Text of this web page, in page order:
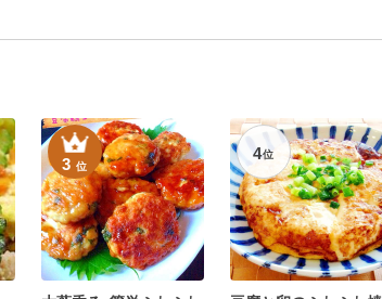
3位
4位